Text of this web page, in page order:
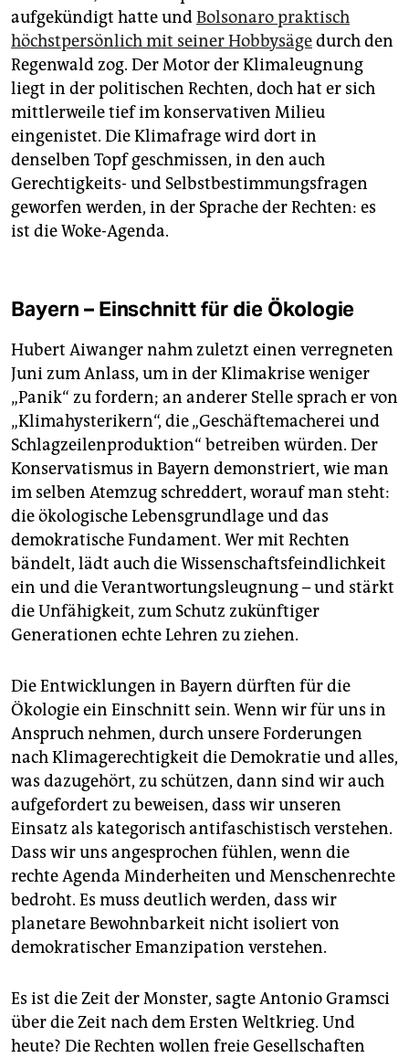
aufgekündigt hatte undBolsonaro praktisch
höchstpersönlich mit seiner Hobbysägedurch den
Regenwald zog. Der Motor der Klimaleugnung
liegt in der politischen Rechten, doch hat er sich
mittlerweile tief im konservativen Milieu
eingenistet. Die Klimafrage wird dort in
denselben Topf geschmissen, in den auch
Gerechtigkeits- und Selbstbestimmungsfragen
geworfen werden, in der Sprache der Rechten: es
ist die Woke-Agenda.
Bayern – Einschnitt für die Ökologie
Hubert Aiwanger nahm zuletzt einen verregneten
Juni zum Anlass, um in der Klimakrise weniger
„Panik“ zu fordern; an anderer Stelle sprach er von
„Klimahysterikern“, die „Geschäftemacherei und
Schlagzeilenproduktion“ betreiben würden. Der
Konservatismus in Bayern demonstriert, wie man
im selben Atemzug schreddert, worauf man steht:
die ökologische Lebensgrundlage und das
demokratische Fundament. Wer mit Rechten
bändelt, lädt auch die Wissenschaftsfeindlichkeit
ein und die Verantwortungsleugnung – und stärkt
die Unfähigkeit, zum Schutz zukünftiger
Generationen echte Lehren zu ziehen.
Die Entwicklungen in Bayern dürften für die
Ökologie ein Einschnitt sein. Wenn wir für uns in
Anspruch nehmen, durch unsere Forderungen
nach Klimagerechtigkeit die Demokratie und alles,
was dazugehört, zu schützen, dann sind wir auch
aufgefordert zu beweisen, dass wir unseren
Einsatz als kategorisch antifaschistisch verstehen.
Dass wir uns angesprochen fühlen, wenn die
rechte Agenda Minderheiten und Menschenrechte
bedroht. Es muss deutlich werden, dass wir
planetare Bewohnbarkeit nicht isoliert von
demokratischer Emanzipation verstehen.
Es ist die Zeit der Monster, sagte Antonio Gramsci
über die Zeit nach dem Ersten Weltkrieg. Und
heute? Die Rechten wollen freie Gesellschaften